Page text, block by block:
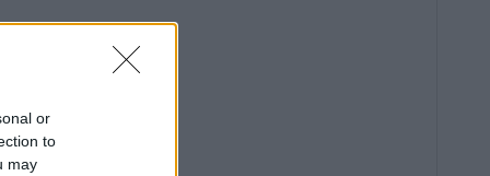
or
to
may